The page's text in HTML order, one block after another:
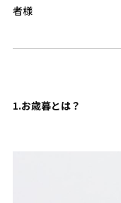
者様
1.お歳暮とは？